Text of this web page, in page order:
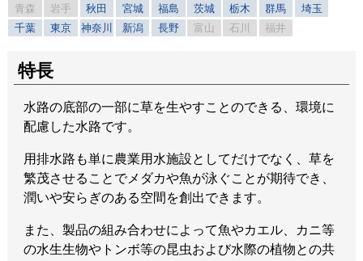
青森
岩手 秋田 宮城 福島 茨城 栃木 群馬
埼玉
千葉
東京 神奈川 新潟 長野 富山 石川 福井
特長
水路の底部の一部に草を生やすことのできる、環境に
配慮した水路です。
用排水路も単に農業用水施設としてだけでなく、草を
繁茂させることでメダカや魚が泳ぐことが期待でき、
潤いや安らぎのある空間を創出できます。
また、製品の組み合わせによって魚やカエル、カニ等
の水生生物やトンボ等の昆虫および水際の植物との共